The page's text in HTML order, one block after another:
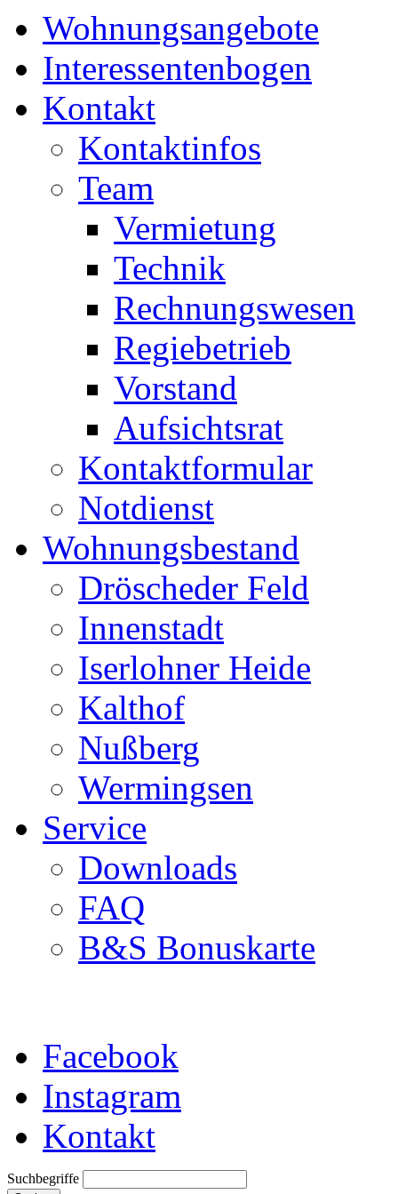
Wohnungsangebote
Interessentenbogen
Kontakt
Kontaktinfos
Team
Vermietung
Technik
Rechnungswesen
Regiebetrieb
Vorstand
Aufsichtsrat
Kontaktformular
Notdienst
Wohnungsbestand
Dröscheder Feld
Innenstadt
Iserlohner Heide
Kalthof
Nußberg
Wermingsen
Service
Downloads
FAQ
B&S Bonuskarte
Facebook
Instagram
Kontakt
Suchbegriffe